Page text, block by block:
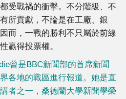
受戰禍的衝擊。不分階級、不
所貢獻，不論是在工廠、銀
而，一戰的勝利不只屬於前線
贏得投票權。
曾是BBC新聞部的首席新聞
各地的戰區進行報道。她是直
者之一，桑德蘭大學新聞學榮